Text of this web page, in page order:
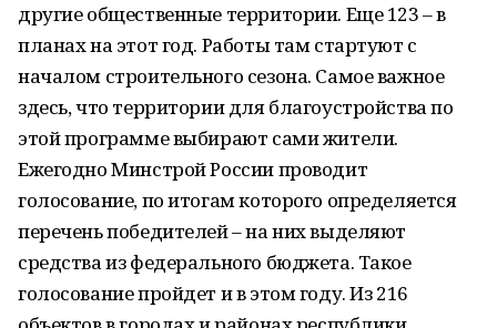
другие общественные территории. Еще 123 – в
планах на этот год. Работы там стартуют с
началом строительного сезона. Самое важное
здесь, что территории для благоустройства по
этой программе выбирают сами жители.
Ежегодно Минстрой России проводит
голосование, по итогам которого определяется
перечень победителей – на них выделяют
средства из федерального бюджета. Такое
голосование пройдет и в этом году. Из 216